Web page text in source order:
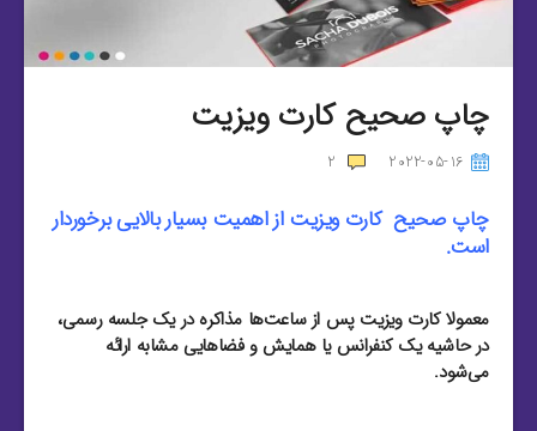
چاپ صحیح کارت ویزیت
2022-05-16
2
چاپ صحیح کارت ویزیت از اهمیت بسیار بالایی برخوردار
است.
معمولا کارت ویزیت پس از ساعت‌ها مذاکره در یک جلسه رسمی،
در حاشیه یک کنفرانس یا همایش و فضاهایی مشابه ارائه
می‌شود.